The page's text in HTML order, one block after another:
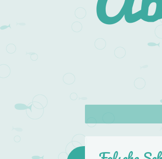
About
Menu